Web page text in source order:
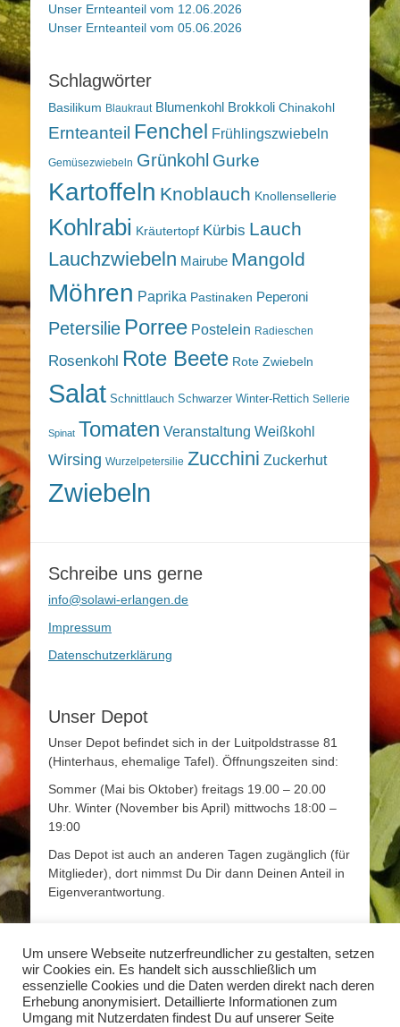
Unser Ernteanteil vom 12.06.2026
Unser Ernteanteil vom 05.06.2026
Schlagwörter
Basilikum Blaukraut Blumenkohl Brokkoli Chinakohl
Ernteanteil Fenchel Frühlingszwiebeln
Gemüsezwiebeln Grünkohl Gurke
Kartoffeln Knoblauch Knollensellerie
Kohlrabi Kräutertopf Kürbis Lauch
Lauchzwiebeln Mairube Mangold
Möhren Paprika Pastinaken Peperoni
Petersilie Porree Postelein Radieschen
Rosenkohl Rote Beete Rote Zwiebeln
Salat Schnittlauch Schwarzer Winter-Rettich Sellerie
Spinat Tomaten Veranstaltung Weißkohl
Wirsing Wurzelpetersilie Zucchini Zuckerhut
Zwiebeln
Schreibe uns gerne
info@solawi-erlangen.de
Impressum
Datenschutzerklärung
Unser Depot
Unser Depot befindet sich in der Luitpoldstrasse 81
(Hinterhaus, ehemalige Tafel). Öffnungszeiten sind:
Sommer (Mai bis Oktober) freitags 19.00 – 20.00
Uhr. Winter (November bis April) mittwochs 18:00 –
19:00
Das Depot ist auch an anderen Tagen zugänglich (für
Mitglieder), dort nimmst Du Dir dann Deinen Anteil in
Eigenverantwortung.
Mehr Infos
Mehr Informationen zum Thema Solidarische
Landwirtschaft findet Ihr unterwww.solidarische-
landwirtschaft.org
Um unsere Webseite nutzerfreundlicher zu gestalten, setzen
wir Cookies ein. Es handelt sich ausschließlich um
essenzielle Cookies und die Daten werden direkt nach deren
Erhebung anonymisiert. Detaillierte Informationen zum
Umgang mit Nutzerdaten findest Du auf unserer Seite